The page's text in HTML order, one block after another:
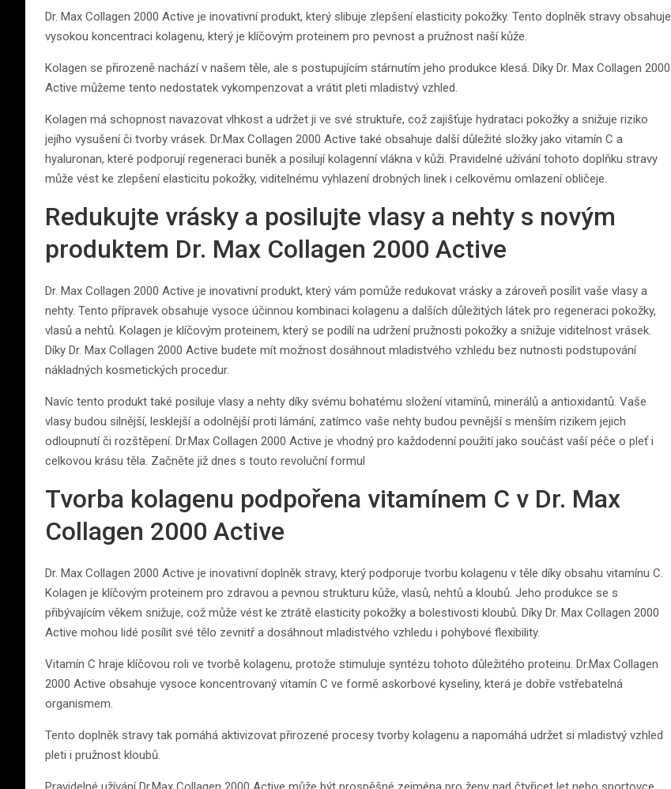
Dr. Max Collagen 2000 Active je inovativní produkt, který slibuje zlepšení elasticity pokožky. Tento doplněk stravy obsahuje
vysokou koncentraci kolagenu, který je klíčovým proteinem pro pevnost a pružnost naší kůže.
Kolagen se přirozeně nachází v našem těle, ale s postupujícím stárnutím jeho produkce klesá. Díky Dr. Max Collagen 2000
Active můžeme tento nedostatek vykompenzovat a vrátit pleti mladistvý vzhled.
Kolagen má schopnost navazovat vlhkost a udržet ji ve své struktuře, což zajišťuje hydrataci pokožky a snižuje riziko
jejího vysušení či tvorby vrásek. Dr.Max Collagen 2000 Active také obsahuje další důležité složky jako vitamín C a
hyaluronan, které podporují regeneraci buněk a posilují kolagenní vlákna v kůži. Pravidelné užívání tohoto doplňku stravy
může vést ke zlepšení elasticitu pokožky, viditelnému vyhlazení drobných linek i celkovému omlazení obličeje.
Redukujte vrásky a posilujte vlasy a nehty s novým
produktem Dr. Max Collagen 2000 Active
Dr. Max Collagen 2000 Active je inovativní produkt, který vám pomůže redukovat vrásky a zároveň posílit vaše vlasy a
nehty. Tento přípravek obsahuje vysoce účinnou kombinaci kolagenu a dalších důležitých látek pro regeneraci pokožky,
vlasů a nehtů. Kolagen je klíčovým proteinem, který se podílí na udržení pružnosti pokožky a snižuje viditelnost vrásek.
Díky Dr. Max Collagen 2000 Active budete mít možnost dosáhnout mladistvého vzhledu bez nutnosti podstupování
nákladných kosmetických procedur.
Navíc tento produkt také posiluje vlasy a nehty díky svému bohatému složení vitamínů, minerálů a antioxidantů. Vaše
vlasy budou silnější, lesklejší a odolnější proti lámání, zatímco vaše nehty budou pevnější s menším rizikem jejich
odloupnutí či rozštěpení. Dr.Max Collagen 2000 Active je vhodný pro každodenní použití jako součást vaší péče o pleť i
celkovou krásu těla. Začněte již dnes s touto revoluční formul
Tvorba kolagenu podpořena vitamínem C v Dr. Max
Collagen 2000 Active
Dr. Max Collagen 2000 Active je inovativní doplněk stravy, který podporuje tvorbu kolagenu v těle díky obsahu vitamínu C.
Kolagen je klíčovým proteinem pro zdravou a pevnou strukturu kůže, vlasů, nehtů a kloubů. Jeho produkce se s
přibývajícím věkem snižuje, což může vést ke ztrátě elasticity pokožky a bolestivosti kloubů. Díky Dr. Max Collagen 2000
Active mohou lidé posílit své tělo zevnitř a dosáhnout mladistvého vzhledu i pohybové flexibility.
Vitamín C hraje klíčovou roli ve tvorbě kolagenu, protože stimuluje syntézu tohoto důležitého proteinu. Dr.Max Collagen
2000 Active obsahuje vysoce koncentrovaný vitamín C ve formě askorbové kyseliny, která je dobře vstřebatelná
organismem.
Tento doplněk stravy tak pomáhá aktivizovat přirozené procesy tvorby kolagenu a napomáhá udržet si mladistvý vzhled
pleti i pružnost kloubů.